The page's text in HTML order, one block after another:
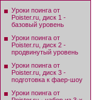
Уроки поинга от
Poister.ru, диск 1 -
базовый уровень
Уроки поинга от
Poister.ru, диск 2 -
продвинутый уровень
Уроки поинга от
Poister.ru, диск 3 -
подготовка к фаер-шоу
Уроки поинга от